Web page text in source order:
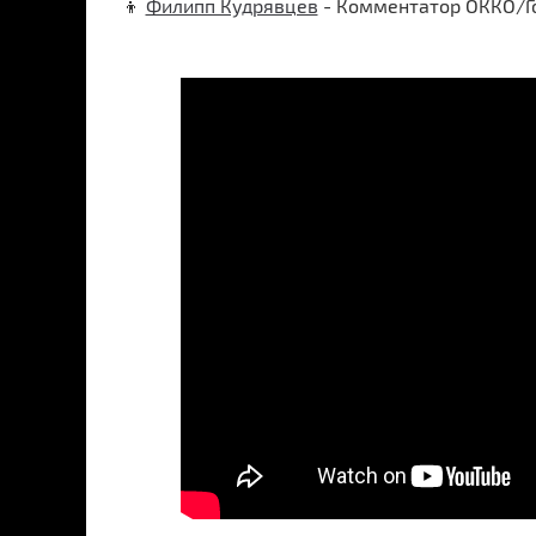
👦 Филипп Кудрявцев - Комментатор ОККО/